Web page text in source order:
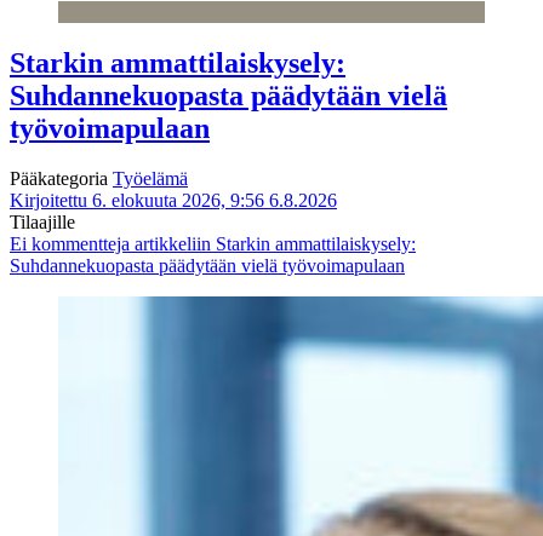
Starkin ammattilaiskysely:
Suhdannekuopasta päädytään vielä
työvoimapulaan
Pääkategoria Työelämä
Kirjoitettu 6. elokuuta 2026, 9:56 6.8.2026
Tilaajille
Ei kommentteja artikkeliin Starkin ammattilaiskysely:
Suhdannekuopasta päädytään vielä työvoimapulaan